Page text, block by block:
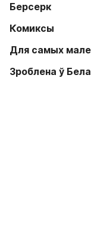
Берсерк
Комиксы
Для самых
Зроблена ў